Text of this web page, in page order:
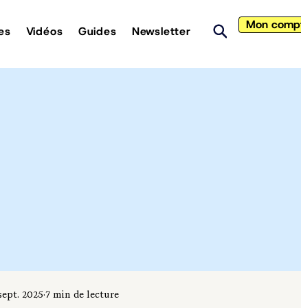
Vidéos Guides Newsletter Mon
2025 7 min de lecture